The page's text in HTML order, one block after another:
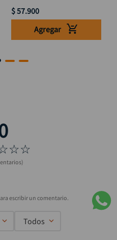
$57.900
Agregar
☆☆
Todos